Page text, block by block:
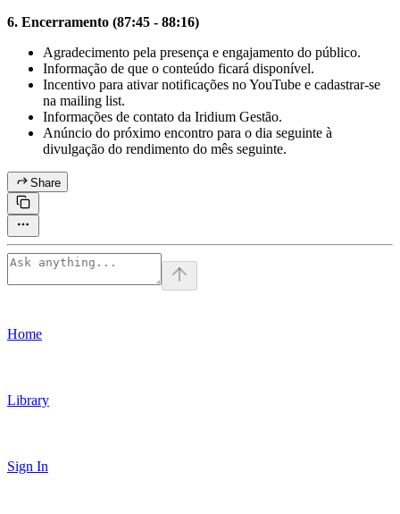
6. Encerramento (87:45 - 88:16)
Agradecimento pela presença e engajamento do público.
Informação de que o conteúdo ficará disponível.
Incentivo para ativar notificações no YouTube e cadastrar-se
na mailing list.
Informações de contato da Iridium Gestão.
Anúncio do próximo encontro para o dia seguinte à
divulgação do rendimento do mês seguinte.
Share
Home
Library
Sign In